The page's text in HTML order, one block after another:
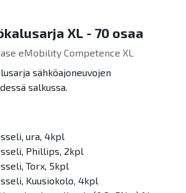
XL - 70 osaa
eMobility Competence XL
sähköajoneuvojen
salkussa.
ura, 4kpl
Phillips, 2kpl
Torx, 5kpl
Kuusiokolo, 4kpl